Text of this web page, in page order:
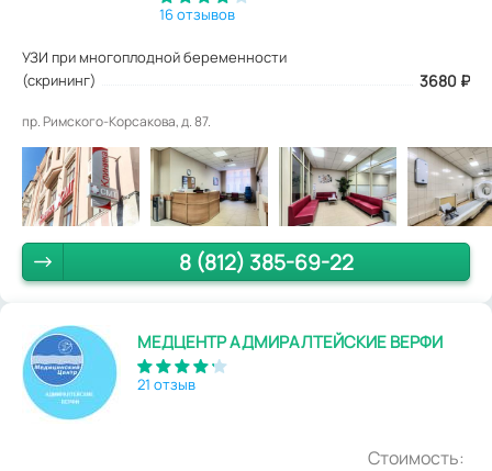
16 отзывов
УЗИ при многоплодной беременности
(скрининг)
3680 ₽
пр. Римского-Корсакова, д. 87.
8 (812) 385-69-22
МЕДЦЕНТР АДМИРАЛТЕЙСКИЕ ВЕРФИ
21 отзыв
Стоимость: